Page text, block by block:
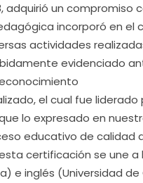
adquirió un
incorporó en
actividades
evidenciado
el cual fue liderado
lo expresado en
educativo de
certificación se une
e inglés (Universidad